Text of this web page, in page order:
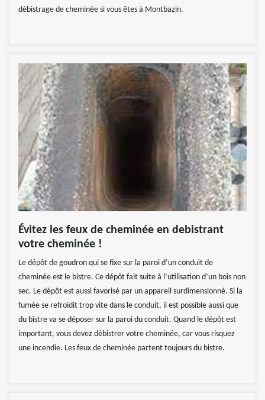
débistrage de cheminée si vous êtes à Montbazin.
Évitez les feux de cheminée en debistrant
votre cheminée !
Le dépôt de goudron qui se fixe sur la paroi d’un conduit de
cheminée est le bistre. Ce dépôt fait suite à l’utilisation d’un bois non
sec. Le dépôt est aussi favorisé par un appareil surdimensionné. Si la
fumée se refroidit trop vite dans le conduit, il est possible aussi que
du bistre va se déposer sur la paroi du conduit. Quand le dépôt est
important, vous devez débistrer votre cheminée, car vous risquez
une incendie. Les feux de cheminée partent toujours du bistre.